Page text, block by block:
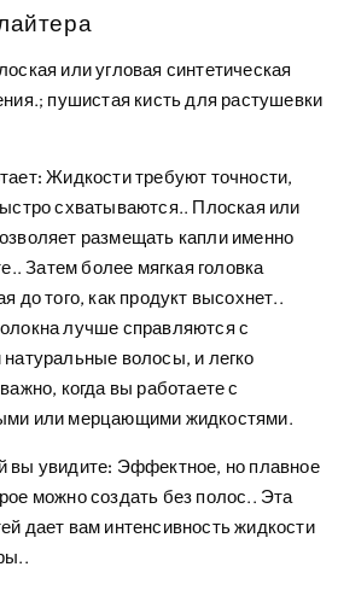
или угловая синтетическая
пушистая кисть для растушевки
Жидкости требуют точности,
схватываются.. Плоская или
размещать капли именно
Затем более мягкая головка
до того, как продукт высохнет..
лучше справляются с
волосы, и легко
когда вы работаете с
или мерцающими жидкостями.
вы увидите: Эффектное, но плавное
можно создать без полос.. Эта
дает вам интенсивность жидкости